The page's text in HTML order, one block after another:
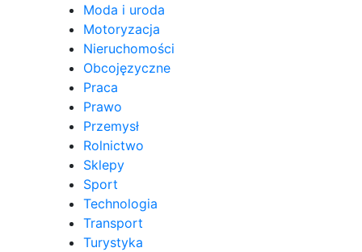
Moda i uroda
Motoryzacja
Nieruchomości
Obcojęzyczne
Praca
Prawo
Przemysł
Rolnictwo
Sklepy
Sport
Technologia
Transport
Turystyka